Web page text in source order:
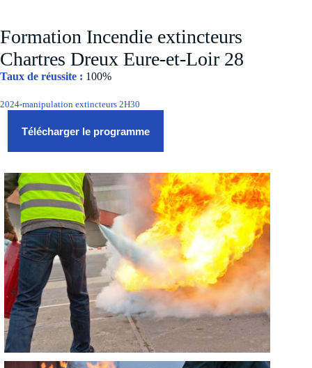
Formation Incendie extincteurs
Chartres Dreux Eure-et-Loir 28
Taux de réussite : 100%
2024-manipulation extincteurs 2H30
Télécharger le programme